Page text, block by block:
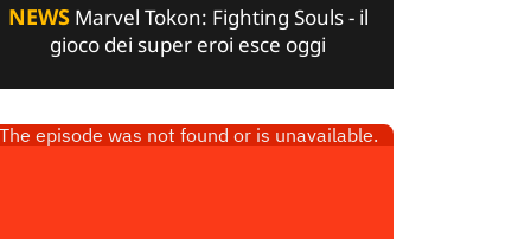
NEWSMarvel Tokon: Fighting Souls - il
gioco dei super eroi esce oggi